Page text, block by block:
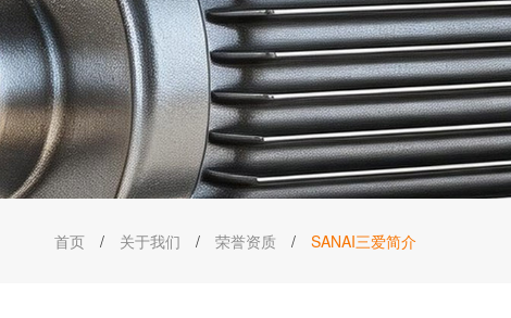
首页 / 关于我们 / 荣誉资质 / SANAI三爱简介